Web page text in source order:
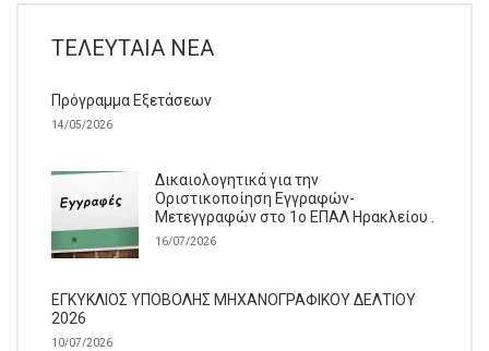
ΤΕΛΕΥΤΑΊΑ ΝΈΑ
Πρόγραμμα Εξετάσεων
14/05/2026
Δικαιολογητικά για την
Οριστικοποίηση Εγγραφών-
Μετεγγραφών στο 1ο ΕΠΑΛ Ηρακλείου .
16/07/2026
ΕΓΚΥΚΛΙΟΣ ΥΠΟΒΟΛΗΣ ΜΗΧΑΝΟΓΡΑΦΙΚΟΥ ΔΕΛΤΙΟΥ
2026
10/07/2026